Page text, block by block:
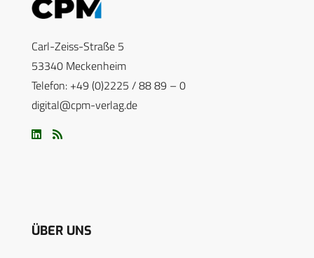
Carl-Zeiss-Straße 5
53340 Meckenheim
Telefon: +49 (0)2225 / 88 89 – 0
digital@cpm-verlag.de
ÜBER UNS